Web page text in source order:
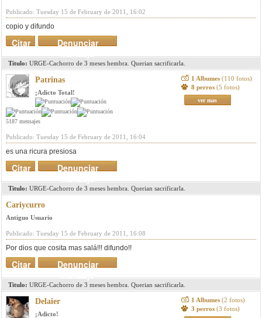
Publicado: Tuesday 15 de February de 2011, 16:02
copio y difundo
Denunciar
mensaje
Citar
Titulo: URGE-Cachorro de 3 meses hembra. Querian sacrificarla.
Patrinas
¡Adicto Total!
5187 mensajes
1 Albumes (110 fotos)
8 perros (5 fotos)
ver mas
Publicado: Tuesday 15 de February de 2011, 16:04
es una ricura presiosa
Denunciar
mensaje
Citar
Titulo: URGE-Cachorro de 3 meses hembra. Querian sacrificarla.
Cariycurro
Antiguo Usuario
Publicado: Tuesday 15 de February de 2011, 16:08
Por dios que cosita mas salá!!! difundo!!
Denunciar
mensaje
Citar
Titulo: URGE-Cachorro de 3 meses hembra. Querian sacrificarla.
Delaier
¡Adicto!
1 Albumes (2 fotos)
3 perros (3 fotos)